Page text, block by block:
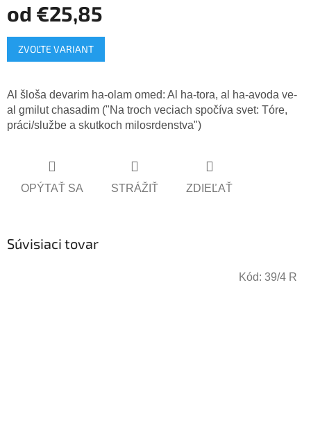
od €25,85
Jednotková
cena:
ZVOĽTE VARIANT
Al šloša devarim ha-olam omed: Al ha-tora, al ha-avoda ve-
al gmilut chasadim ("Na troch veciach spočíva svet: Tóre,
práci/službe a skutkoch milosrdenstva")
OPÝTAŤ SA STRÁŽIŤ ZDIEĽAŤ
Súvisiaci tovar
Kód: 39/4 R